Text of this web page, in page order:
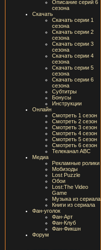
Описание серий 6
сезона
Скачать
Скачать серии 1
сезона
Скачать серии 2
сезона
Скачать серии 3
сезона
Скачать серии 4
сезона
Скачать серии 5
сезона
Скачать серии 6
сезона
Субтитры
Бонусы
Инструкции
Онлайн
Смотреть 1 сезон
Смотреть 2 сезон
Смотреть 3 сезон
Смотреть 4 сезон
Смотреть 5 сезон
Смотреть 6 сезон
Телеканал ABC
Медиа
Рекламные ролики
Мобизоды
Lost Puzzle
Обои
Lost:The Video
Game
Музыка из сериала
Книги из сериала
Фан-уголок
Фан-Арт
Фан-Клуб
Фан-Фикшн
Форум